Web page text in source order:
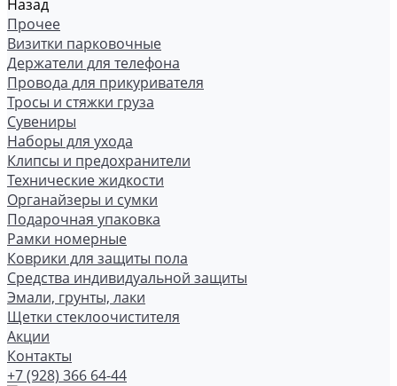
Назад
Прочее
Визитки парковочные
Держатели для телефона
Провода для прикуривателя
Тросы и стяжки груза
Сувениры
Наборы для ухода
Клипсы и предохранители
Технические жидкости
Органайзеры и сумки
Подарочная упаковка
Рамки номерные
Коврики для защиты пола
Средства индивидуальной защиты
Эмали, грунты, лаки
Щетки стеклоочистителя
Акции
Контакты
+7 (928) 366 64-44